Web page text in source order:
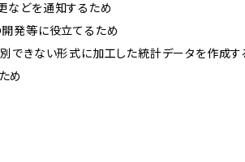
などを通知するため
開発等に役立てるため
別できない形式に加工した統計データを作成す
め